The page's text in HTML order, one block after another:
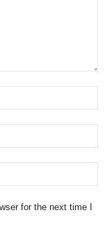
for the next time I